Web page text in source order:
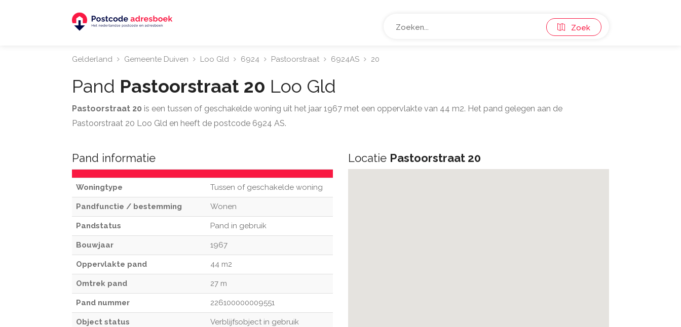
Zoek
Gelderland Gemeente Duiven Loo Gld 6924 Pastoorstraat 6924AS 20
Pand Pastoorstraat 20 Loo Gld
Pastoorstraat 20 is een tussen of geschakelde woning uit het jaar 1967 met een oppervlakte van 44 m2. Het pand gelegen aan de
Pastoorstraat 20 Loo Gld en heeft de postcode 6924 AS.
Pand informatie
Woningtype Tussen of geschakelde woning
Pandfunctie / bestemming Wonen
Pandstatus Pand in gebruik
Bouwjaar 1967
Oppervlakte pand 44 m2
Omtrek pand 27 m
Pand nummer 226100000009551
Object status Verblijfsobject in gebruik
Locatie Pastoorstraat 20